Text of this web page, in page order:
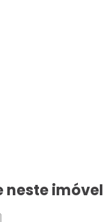
neste imóvel